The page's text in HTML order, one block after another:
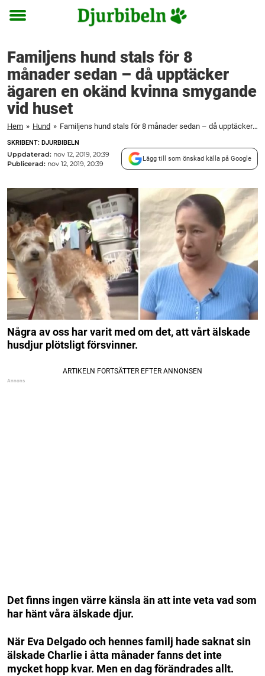
Toggle
Familjens hund stals för 8
månader sedan – då upptäcker
ägaren en okänd kvinna smygande
vid huset
Hem » Hund » Familjens hund stals för 8 månader sedan – då upptäcker ägaren en okänd kvinna smygande vid huset
SKRIBENT: DJURBIBELN
Uppdaterad: nov 12, 2019, 20:39
Publicerad: nov 12, 2019, 20:39
Lägg till som önskad källa på Google
Några av oss har varit med om det, att vårt älskade
husdjur plötsligt försvinner.
Det finns ingen värre känsla än att inte veta vad som
har hänt våra älskade djur.
När Eva Delgado och hennes familj hade saknat sin
älskade Charlie i åtta månader fanns det inte
mycket hopp kvar. Men en dag förändrades allt.